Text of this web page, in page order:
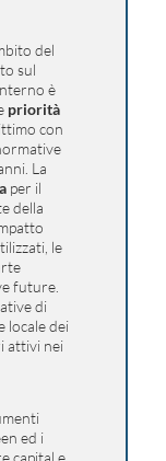
del
sul
è
priorità
con
La
per il
della
le
future.
di
locale dei
attivi nei
ed i
capital e